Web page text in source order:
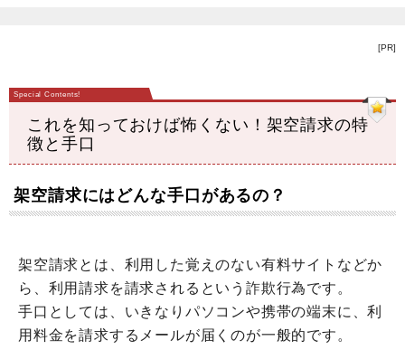
[PR]
これを知っておけば怖くない！架空請求の特
徴と手口
架空請求にはどんな手口があるの？
架空請求とは、利用した覚えのない有料サイトなどか
ら、利用請求を請求されるという詐欺行為です。
手口としては、いきなりパソコンや携帯の端末に、利
用料金を請求するメールが届くのが一般的です。